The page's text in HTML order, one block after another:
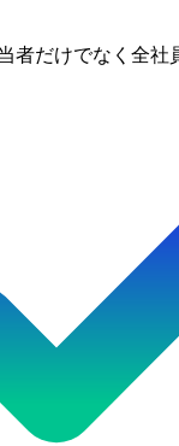
者だけでなく全社